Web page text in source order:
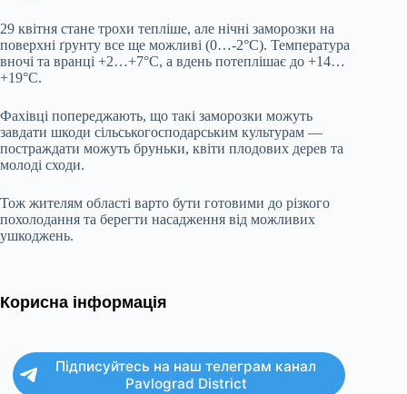
29 квітня стане трохи тепліше, але нічні заморозки на
поверхні ґрунту все ще можливі (0…-2°C). Температура
вночі та вранці +2…+7°C, а вдень потеплішає до +14…
+19°C.
Фахівці попереджають, що такі заморозки можуть
завдати шкоди сільськогосподарським культурам —
постраждати можуть бруньки, квіти плодових дерев та
молоді сходи.
Тож жителям області варто бути готовими до різкого
похолодання та берегти насадження від можливих
ушкоджень.
Корисна інформація
Підписуйтесь на наш телеграм канал
Pavlograd District